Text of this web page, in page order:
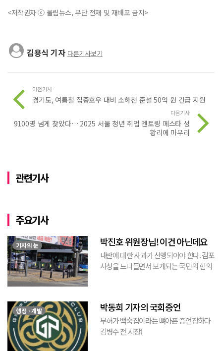
<저작권자 ⓒ 울림뉴스, 무단 전재 및 재배포 금지>
김용식 기자 다른기사보기
이전기사
경기도, 여름철 집중호우 대비 소하천 준설 50억 원 긴급 지원
다음기사
9100명 넘게 찾았다… 2025 서울 청년 취업 멘토링 페스타 성
황리에 마무리
관련기사
주요기사
기자의 눈 박진호 위원장님! 이건 아닌데요
내란에 대한 사과가 선행되어야 한다. 김포
시청을 드나들면서 보게되는 국민의 힘의
이 하...
행정 · 개발 박동희 기자의 국회증언
무허가 백숙집이라는 뼈아픈 증언장하다
김병수 전 시장(